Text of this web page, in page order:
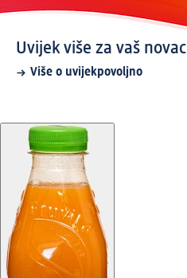
Uvijek više za vaš novac
Više o uvijekpovoljno